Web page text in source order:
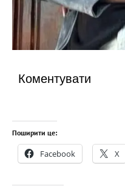
Коментувати
Поширити це:
Facebook X